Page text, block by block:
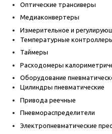
Оптические трансиверы
Медиаконвертеры
Измерительное и
Температурные
Таймеры
Расходомеры
Оборудование
Цилиндры пневматические
Привода реечные
Пневмораспределители
Электропневматические